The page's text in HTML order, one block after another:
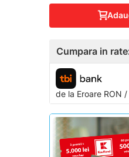
Cumpara in
de la EroareRON /